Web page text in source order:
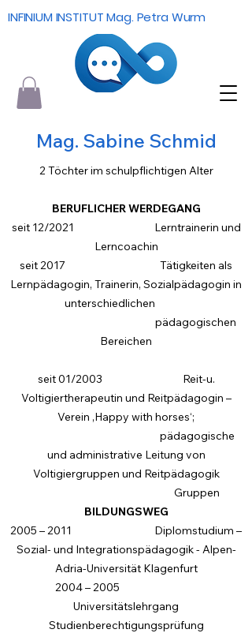
INFINIUM INSTITUT Mag. Petra Wurm
Mag. Sabine Schmid
2 Töchter im schulpflichtigen Alter
BERUFLICHER WERDEGANG
seit 12/2021 Lerntrainerin und
Lerncoachin
seit 2017 Tätigkeiten als
Lernpädagogin, Trainerin, Sozialpädagogin in
unterschiedlichen
pädagogischen
Bereichen
seit 01/2003 Reit-u.
Voltigiertherapeutin und Reitpädagogin –
Verein ‚Happy with horses‘;
pädagogische
und administrative Leitung von
Voltigiergruppen und Reitpädagogik
Gruppen
BILDUNGSWEG
2005 – 2011 Diplomstudium –
Sozial- und Integrationspädagogik - Alpen-
Adria-Universität Klagenfurt
2004 – 2005
Universitätslehrgang
Studienberechtigungsprüfung